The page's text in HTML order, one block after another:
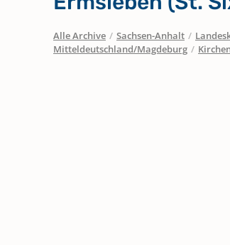
Alle Archive / Sachsen-Anhalt /
Mitteldeutschland/Magdeburg /